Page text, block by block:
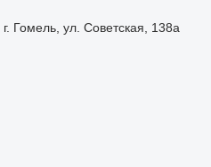
Гомель, ул. Советская, 138а